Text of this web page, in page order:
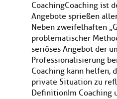
CoachingCoaching ist
Angebote sprießen
Neben zweifelhaften
problematischer
seriöses Angebot der
Professionalisierung
Coaching kann helfen,
private Situation zu
DefinitionIm Coaching